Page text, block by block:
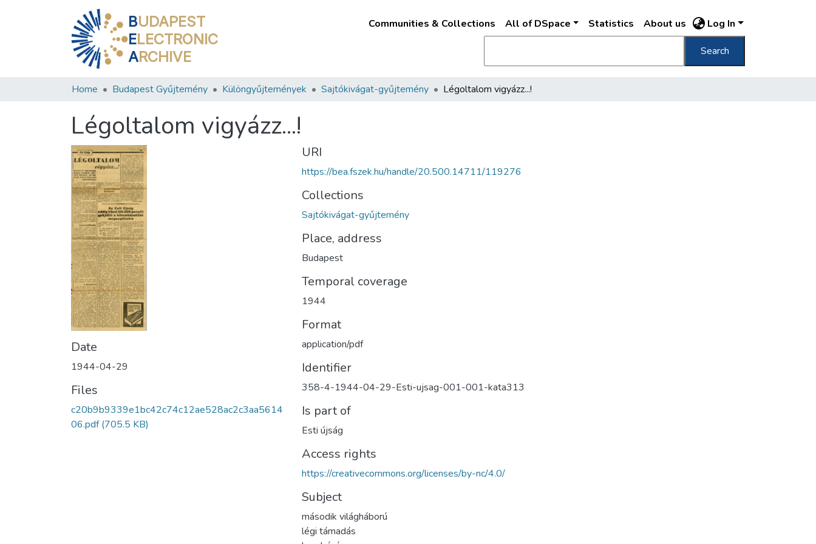
BUDAPEST
ELECTRONIC
ARCHIVE
Communities & Collections All of DSpace Statistics About us Log In
Search
Home Budapest Gyűjtemény Különgyűjtemények Sajtókivágat-gyűjtemény Légoltalom vigyázz...!
Légoltalom vigyázz...!
Date
1944-04-29
Files
c20b9b9339e1bc42c74c12ae528ac2c3aa5614
06.pdf(705.5 KB)
URI
https://bea.fszek.hu/handle/20.500.14711/119276
Collections
Sajtókivágat-gyűjtemény
Place, address
Budapest
Temporal coverage
1944
Format
application/pdf
Identifier
358-4-1944-04-29-Esti-ujsag-001-001-kata313
Is part of
Esti újság
Access rights
https://creativecommons.org/licenses/by-nc/4.0/
Subject
második világháború
légi támadás